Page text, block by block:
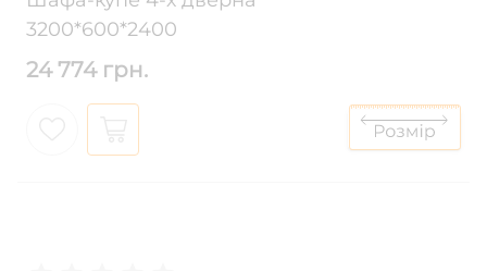
3200*600*2400
24 774 грн.